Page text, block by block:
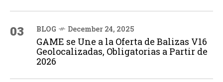
03 BLOG December 24, 2025
GAME se Une a la Oferta de Balizas V16
Geolocalizadas, Obligatorias a Partir de
2026